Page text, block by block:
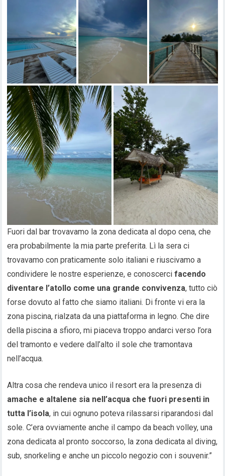
Fuori dal bar trovavamo la zona dedicata al dopo cena, che
era probabilmente la mia parte preferita. Lì la sera ci
trovavamo con praticamente solo italiani e riuscivamo a
condividere le nostre esperienze, e conoscerci facendo
diventare l’atollo come una grande convivenza, tutto ciò
forse dovuto al fatto che siamo italiani. Di fronte vi era la
zona piscina, rialzata da una piattaforma in legno. Che dire
della piscina a sfioro, mi piaceva troppo andarci verso l’ora
del tramonto e vedere dall’alto il sole che tramontava
nell’acqua.
Altra cosa che rendeva unico il resort era la presenza di
amache e altalene sia nell’acqua che fuori presenti in
tutta l’isola, in cui ognuno poteva rilassarsi riparandosi dal
sole. C’era ovviamente anche il campo da beach volley, una
zona dedicata al pronto soccorso, la zona dedicata al diving,
sub, snorkeling e anche un piccolo negozio con i souvenir.”